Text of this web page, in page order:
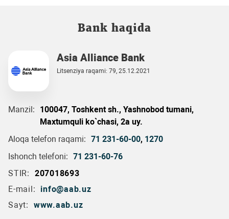
Bank haqida
Asia Alliance Bank
Litsenziya raqami: 79, 25.12.2021
Manzil:
100047, Toshkent sh., Yashnobod tumani,
Maxtumquli ko`chasi, 2a uy.
Aloqa telefon raqami: 71 231-60-00, 1270
Ishonch telefoni: 71 231-60-76
STIR:
207018693
E-mail:
info@aab.uz
Sayt:
www.aab.uz